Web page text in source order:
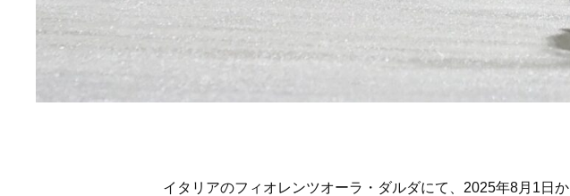
イタリアのフィオレンツオーラ・ダルダにて、2025年8月1日